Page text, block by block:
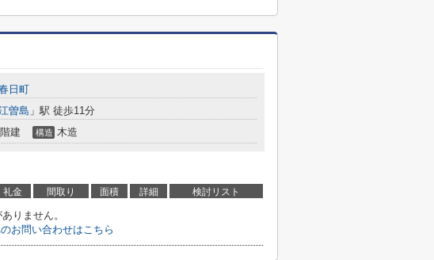
日町
曽島 」駅 徒歩11分
建 構造 木造
礼金 間取り 面積 詳細 検討リスト
りません。
お問い合わせはこちら